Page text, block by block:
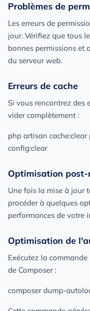
Problèmes de
Les erreurs de
jour. Vérifiez que tous
bonnes permissions et
du serveur web.
Erreurs de cache
Si vous rencontrez des
vider complètement :
php artisan
config:clear
Optimisation post-
Une fois la mise à jour
procéder à quelques
performances de votre
Optimisation de
Exécutez la
de Composer :
composer dump-